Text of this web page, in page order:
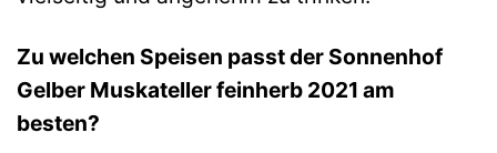
Zu welchen Speisen passt der Sonnenhof
Gelber Muskateller feinherb 2021 am
besten?